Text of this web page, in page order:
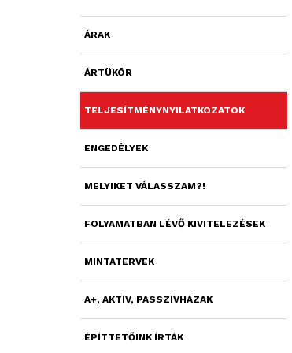
ÁRAK
ÁRTÜKÖR
TELJESÍTMÉNYNYILATKOZATOK
ENGEDÉLYEK
MELYIKET VÁLASSZAM?!
FOLYAMATBAN LÉVŐ KIVITELEZÉSEK
MINTATERVEK
A+, AKTÍV, PASSZÍVHÁZAK
ÉPÍTTETŐINK ÍRTÁK